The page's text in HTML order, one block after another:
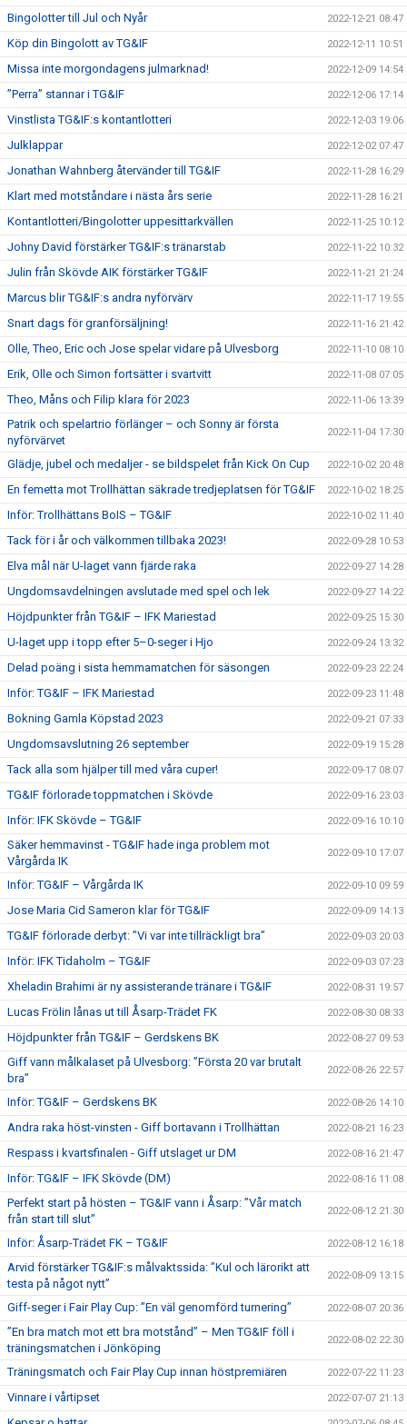
Bingolotter till Jul och Nyår 2022-12-21 08:47
Köp din Bingolott av TG&IF 2022-12-11 10:51
Missa inte morgondagens julmarknad! 2022-12-09 14:54
”Perra” stannar i TG&IF 2022-12-06 17:14
Vinstlista TG&IF:s kontantlotteri 2022-12-03 19:06
Julklappar 2022-12-02 07:47
Jonathan Wahnberg återvänder till TG&IF 2022-11-28 16:29
Klart med motståndare i nästa års serie 2022-11-28 16:21
Kontantlotteri/Bingolotter uppesittarkvällen 2022-11-25 10:12
Johny David förstärker TG&IF:s tränarstab 2022-11-22 10:32
Julin från Skövde AIK förstärker TG&IF 2022-11-21 21:24
Marcus blir TG&IF:s andra nyförvärv 2022-11-17 19:55
Snart dags för granförsäljning! 2022-11-16 21:42
Olle, Theo, Eric och Jose spelar vidare på Ulvesborg 2022-11-10 08:10
Erik, Olle och Simon fortsätter i svartvitt 2022-11-08 07:05
Theo, Måns och Filip klara för 2023 2022-11-06 13:39
Patrik och spelartrio förlänger – och Sonny är första
nyförvärvet
2022-11-04 17:30
Glädje, jubel och medaljer - se bildspelet från Kick On Cup 2022-10-02 20:48
En femetta mot Trollhättan säkrade tredjeplatsen för TG&IF 2022-10-02 18:25
Inför: Trollhättans BoIS – TG&IF 2022-10-02 11:40
Tack för i år och välkommen tillbaka 2023! 2022-09-28 10:53
Elva mål när U-laget vann fjärde raka 2022-09-27 14:28
Ungdomsavdelningen avslutade med spel och lek 2022-09-27 14:22
Höjdpunkter från TG&IF – IFK Mariestad 2022-09-25 15:30
U-laget upp i topp efter 5–0-seger i Hjo 2022-09-24 13:32
Delad poäng i sista hemmamatchen för säsongen 2022-09-23 22:24
Inför: TG&IF – IFK Mariestad 2022-09-23 11:48
Bokning Gamla Köpstad 2023 2022-09-21 07:33
Ungdomsavslutning 26 september 2022-09-19 15:28
Tack alla som hjälper till med våra cuper! 2022-09-17 08:07
TG&IF förlorade toppmatchen i Skövde 2022-09-16 23:03
Inför: IFK Skövde – TG&IF 2022-09-16 10:10
Säker hemmavinst - TG&IF hade inga problem mot
Vårgårda IK
2022-09-10 17:07
Inför: TG&IF – Vårgårda IK 2022-09-10 09:59
Jose Maria Cid Sameron klar för TG&IF 2022-09-09 14:13
TG&IF förlorade derbyt: ”Vi var inte tillräckligt bra” 2022-09-03 20:03
Inför: IFK Tidaholm – TG&IF 2022-09-03 07:23
Xheladin Brahimi är ny assisterande tränare i TG&IF 2022-08-31 19:57
Lucas Frölin lånas ut till Åsarp-Trädet FK 2022-08-30 08:33
Höjdpunkter från TG&IF – Gerdskens BK 2022-08-27 09:53
Giff vann målkalaset på Ulvesborg: ”Första 20 var brutalt
bra”
2022-08-26 22:57
Inför: TG&IF – Gerdskens BK 2022-08-26 14:10
Andra raka höst-vinsten - Giff bortavann i Trollhättan 2022-08-21 16:23
Respass i kvartsfinalen - Giff utslaget ur DM 2022-08-16 21:47
Inför: TG&IF – IFK Skövde (DM) 2022-08-16 11:08
Perfekt start på hösten – TG&IF vann i Åsarp: ”Vår match
från start till slut”
2022-08-12 21:30
Inför: Åsarp-Trädet FK – TG&IF 2022-08-12 16:18
Arvid förstärker TG&IF:s målvaktssida: ”Kul och lärorikt att
testa på något nytt”
2022-08-09 13:15
Giff-seger i Fair Play Cup: ”En väl genomförd turnering” 2022-08-07 20:36
”En bra match mot ett bra motstånd” – Men TG&IF föll i
träningsmatchen i Jönköping
2022-08-02 22:30
Träningsmatch och Fair Play Cup innan höstpremiären 2022-07-22 11:23
Vinnare i vårtipset 2022-07-07 21:13